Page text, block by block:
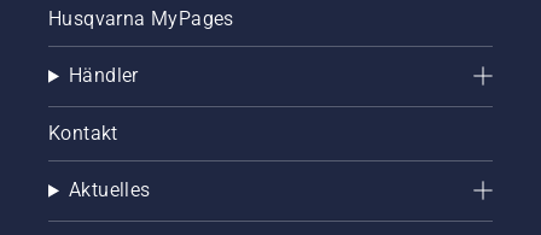
Husqvarna MyPages
Händler
Kontakt
Aktuelles